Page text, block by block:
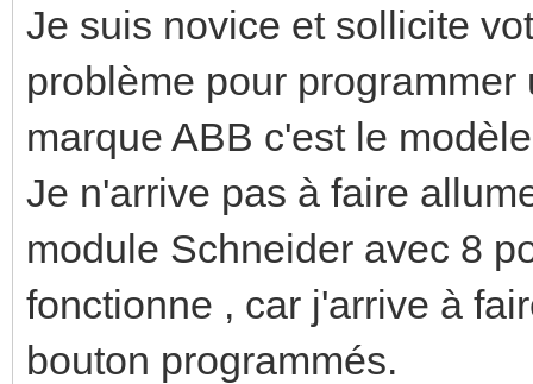
Je suis novice et sollicite
problème pour
marque ABB c'est le
Je n'arrive pas à faire
module Schneider avec 8
fonctionne , car j'arrive à
bouton programmés.